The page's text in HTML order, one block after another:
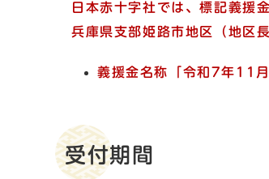
日本赤十字社では、標記義援
兵庫県支部姫路市地区（地区
義援金名称「 令和7年11
受付期間